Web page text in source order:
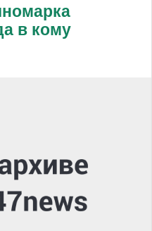
в кому